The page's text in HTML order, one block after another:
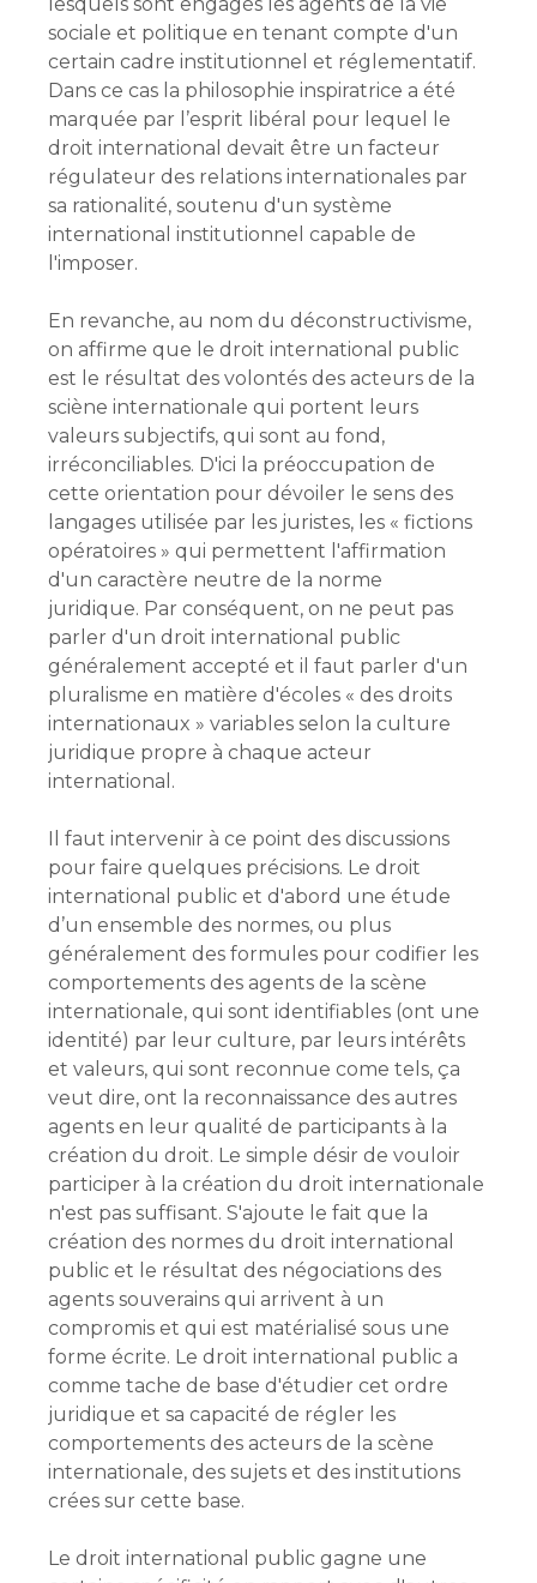
sociale et politique en tenant compte d'un
certain cadre institutionnel et réglementatif.
Dans ce cas la philosophie inspiratrice a été
marquée par l’esprit libéral pour lequel le
droit international devait être un facteur
régulateur des relations internationales par
sa rationalité, soutenu d'un système
international institutionnel capable de
l'imposer.
En revanche, au nom du déconstructivisme,
on affirme que le droit international public
est le résultat des volontés des acteurs de la
sciène internationale qui portent leurs
valeurs subjectifs, qui sont au fond,
irréconciliables. D'ici la préoccupation de
cette orientation pour dévoiler le sens des
langages utilisée par les juristes, les « fictions
opératoires » qui permettent l'affirmation
d'un caractère neutre de la norme
juridique. Par conséquent, on ne peut pas
parler d'un droit international public
généralement accepté et il faut parler d'un
pluralisme en matière d'écoles « des droits
internationaux » variables selon la culture
juridique propre à chaque acteur
international.
Il faut intervenir à ce point des discussions
pour faire quelques précisions. Le droit
international public et d'abord une étude
d’un ensemble des normes, ou plus
généralement des formules pour codifier les
comportements des agents de la scène
internationale, qui sont identifiables (ont une
identité) par leur culture, par leurs intérêts
et valeurs, qui sont reconnue come tels, ça
veut dire, ont la reconnaissance des autres
agents en leur qualité de participants à la
création du droit. Le simple désir de vouloir
participer à la création du droit internationale
n'est pas suffisant. S'ajoute le fait que la
création des normes du droit international
public et le résultat des négociations des
agents souverains qui arrivent à un
compromis et qui est matérialisé sous une
forme écrite. Le droit international public a
comme tache de base d'étudier cet ordre
juridique et sa capacité de régler les
comportements des acteurs de la scène
internationale, des sujets et des institutions
crées sur cette base.
Le droit international public gagne une